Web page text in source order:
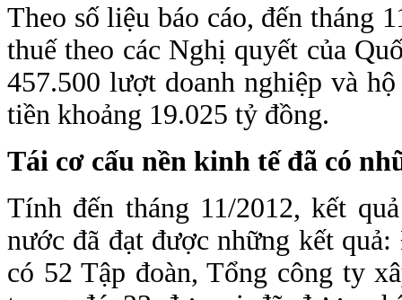
Theo số liệu báo cáo, đến tháng
thuế theo các Nghị quyết của
457.500 lượt doanh nghiệp và
tiền khoảng 19.025 tỷ đồng.
Tái cơ cấu nền kinh tế đã có
Tính đến tháng 11/2012, kết
nước đã đạt được những kết
có 52 Tập đoàn, Tổng công ty